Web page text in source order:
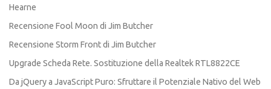
Hearne
Recensione Fool Moon di Jim Butcher
Recensione Storm Front di Jim Butcher
Upgrade Scheda Rete. Sostituzione della Realtek RTL8822CE
Da jQuery a JavaScript Puro: Sfruttare il Potenziale Nativo del Web